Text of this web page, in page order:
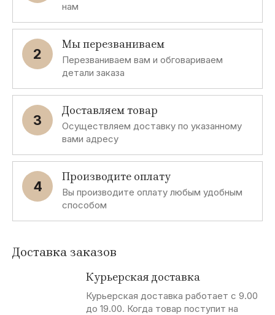
нам
2
Мы перезваниваем
Перезваниваем вам и обговариваем
детали заказа
3
Доставляем товар
Осуществляем доставку по указанному
вами адресу
4
Производите оплату
Вы производите оплату любым удобным
способом
Доставка заказов
Курьерская доставка
Курьерская доставка работает с 9.00
до 19.00. Когда товар поступит на